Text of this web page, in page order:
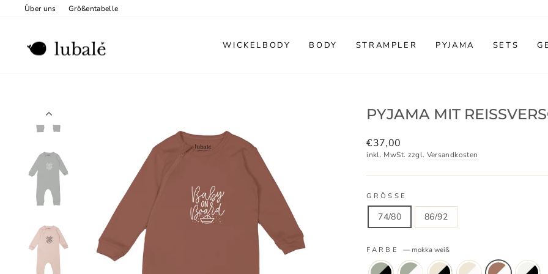
Über uns Größentabelle
WICKELBODY BODY STRAMPLER PYJAMA SETS
PYJAMA MIT
Normaler
Preis
€37,00
inkl. MwSt. zzgl. Versandkosten
GRÖSSE
74/80 86/92
FARBE — mokka weiß